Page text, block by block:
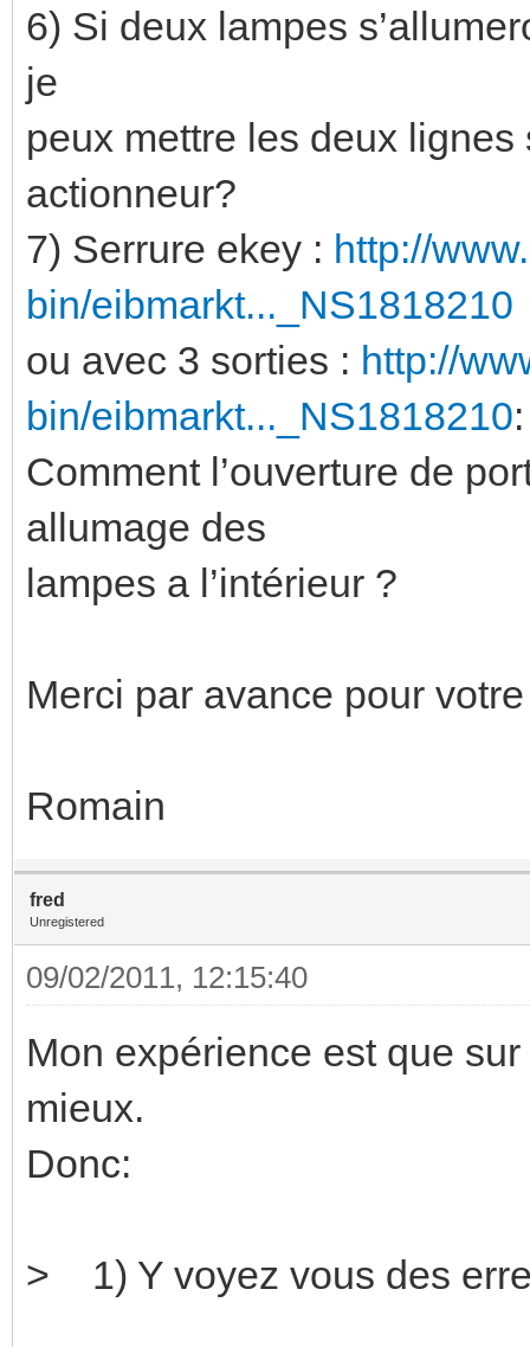
6) Si deux lampes
je
peux mettre les deux lignes
actionneur?
7) Serrure ekey : http://
bin/eibmarkt..._NS1818210
ou avec 3 sorties : http://
bin/eibmarkt..._NS1818210:
Comment l’ouverture de
allumage des
lampes a l’intérieur ?
Merci par avance pour
Romain
fred
Unregistered
09/02/2011, 12:15:40
Mon expérience est que
mieux.
Donc:
> 1) Y voyez vous des